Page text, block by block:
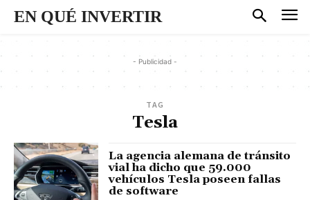
EN QUÉ INVERTIR
- Publicidad -
TAG
Tesla
La agencia alemana de tránsito
vial ha dicho que 59.000
vehículos Tesla poseen fallas
de software